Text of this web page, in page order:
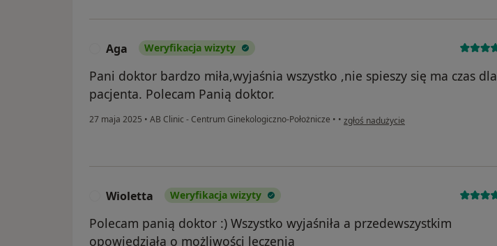
Aga Weryfikacja wizyty
Pani doktor bardzo miła,wyjaśnia wszystko ,nie spieszy się ma czas dla
pacjenta. Polecam Panią doktor.
27 maja 2025 • AB Clinic - Centrum Ginekologiczno-Położnicze • • w opinii użytkownika Aga
zgłoś nadużycie
Wioletta Weryfikacja wizyty
Polecam panią doktor :) Wszystko wyjaśniła a przedewszystkim
opowiedziała o możliwości leczenia